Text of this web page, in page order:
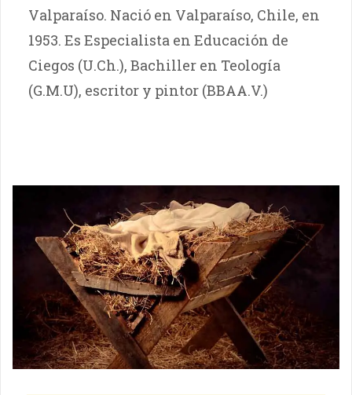
Valparaíso. Nació en Valparaíso, Chile, en
1953. Es Especialista en Educación de
Ciegos (U.Ch.), Bachiller en Teología
(G.M.U), escritor y pintor (BBAA.V.)